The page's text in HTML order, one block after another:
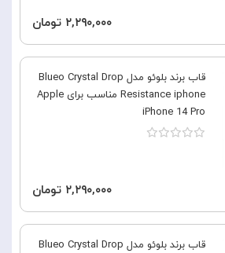
۲,۲۹۰,۰۰۰ تومان
قاب برند بلوئو مدل Blueo Crystal Drop
Resistance iphone مناسب برای Apple
iPhone 14 Pro
۲,۲۹۰,۰۰۰ تومان
قاب برند بلوئو مدل Blueo Crystal Drop